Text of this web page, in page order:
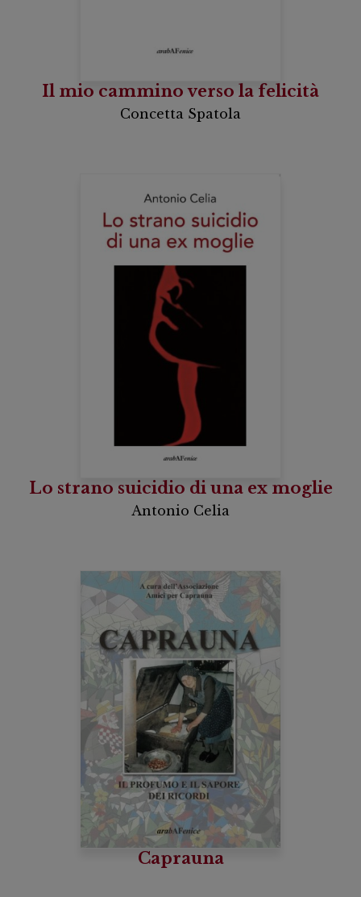
Il mio cammino verso la felicità
Concetta Spatola
Lo strano suicidio di una ex moglie
Antonio Celia
Caprauna